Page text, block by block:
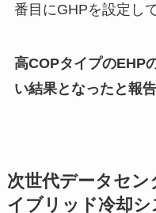
番目にGHPを設定し
高COPタイプのEHP
い結果となったと報告
次世代データセ
イブリッド冷却